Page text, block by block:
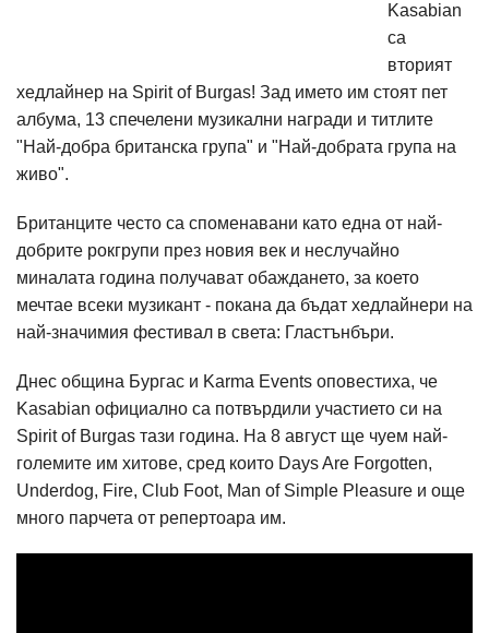
Kasabian
са
вторият
хедлайнер на Spirit of Burgas! Зад името им стоят пет
албума, 13 спечелени музикални награди и титлите
"Най-добра британска група" и "Най-добрата група на
живо".
Британците често са споменавани като една от най-
добрите рокгрупи през новия век и неслучайно
миналата година получават обаждането, за което
мечтае всеки музикант - покана да бъдат хедлайнери на
най-значимия фестивал в света: Гластънбъри.
Днес община Бургас и Karma Events оповестиха, че
Kasabian официално са потвърдили участието си на
Spirit of Burgas тази година. На 8 август ще чуем най-
големите им хитове, сред които Days Are Forgotten,
Underdog, Fire, Club Foot, Man of Simple Pleasure и още
много парчета от репертоара им.